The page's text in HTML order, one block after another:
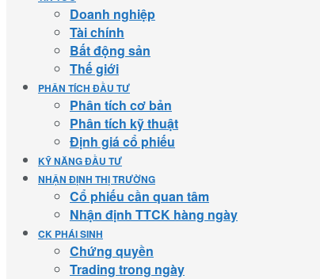
Doanh nghiệp
Tài chính
Bất động sản
Thế giới
PHÂN TÍCH ĐẦU TƯ
Phân tích cơ bản
Phân tích kỹ thuật
Định giá cổ phiếu
KỸ NĂNG ĐẦU TƯ
NHẬN ĐỊNH THỊ TRƯỜNG
Cổ phiếu cần quan tâm
Nhận định TTCK hàng ngày
CK PHÁI SINH
Chứng quyền
Trading trong ngày